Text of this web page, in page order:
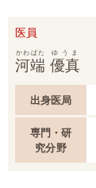
医員
河端
かわばた
優真
ゆうま
出身医局
専門・研
究分野